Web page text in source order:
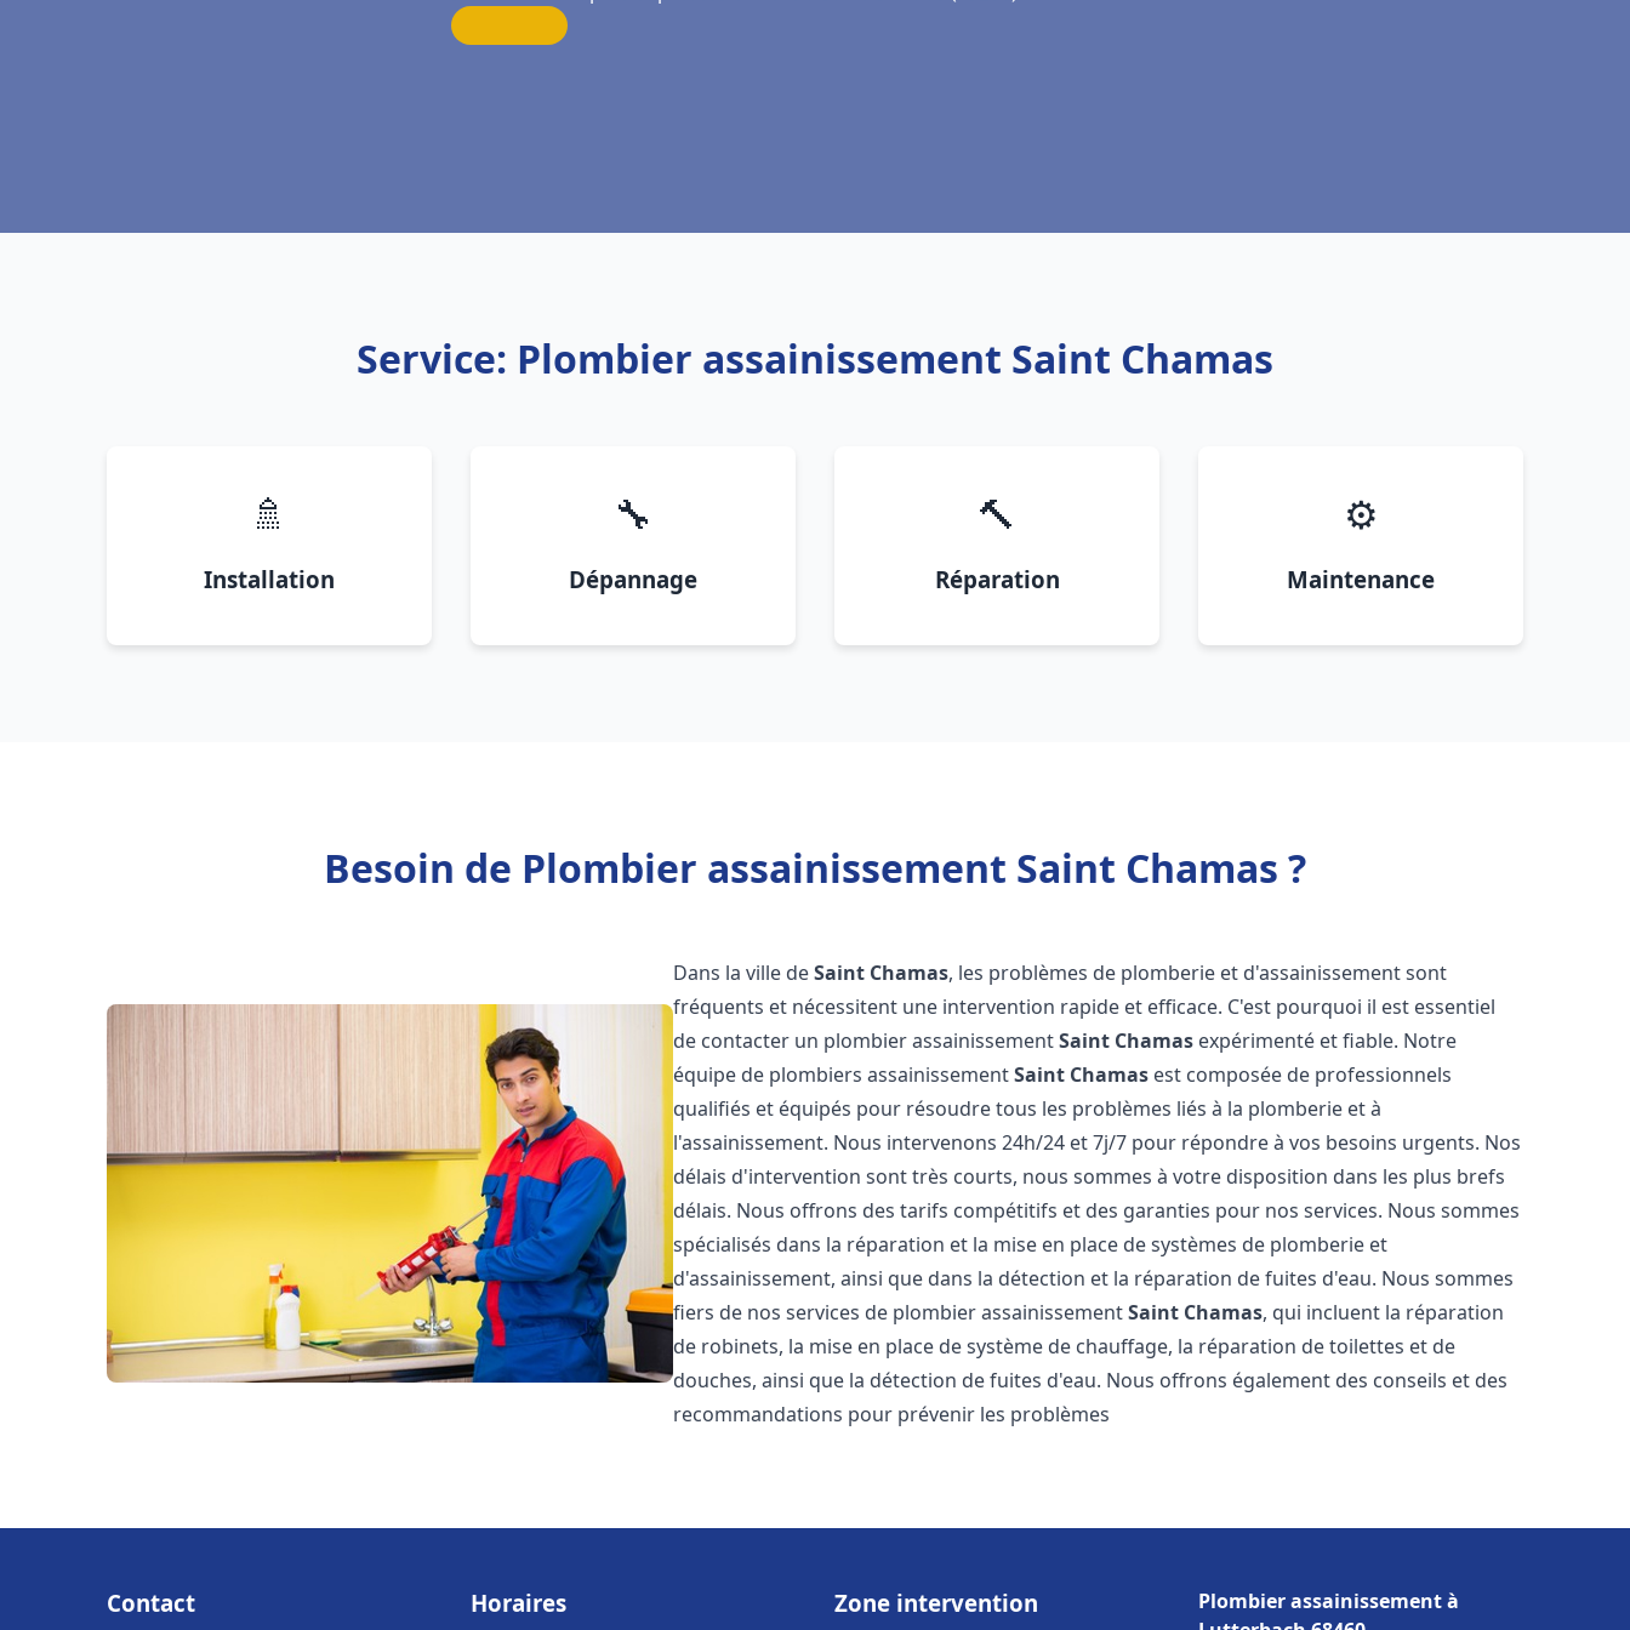
Service: Plombier assainissement Saint Chamas
🚿
Installation
🔧
Dépannage
🔨
Réparation
⚙️
Maintenance
Besoin de Plombier assainissement Saint Chamas ?
Dans la ville deSaint Chamas, les problèmes de plomberie et d'assainissement sont
fréquents et nécessitent une intervention rapide et efficace. C'est pourquoi il est essentiel
de contacter un plombier assainissementSaint Chamas expérimenté et fiable. Notre
équipe de plombiers assainissementSaint Chamas est composée de professionnels
qualifiés et équipés pour résoudre tous les problèmes liés à la plomberie et à
l'assainissement. Nous intervenons 24h/24 et 7j/7 pour répondre à vos besoins urgents. Nos
délais d'intervention sont très courts, nous sommes à votre disposition dans les plus brefs
délais. Nous offrons des tarifs compétitifs et des garanties pour nos services. Nous sommes
spécialisés dans la réparation et la mise en place de systèmes de plomberie et
d'assainissement, ainsi que dans la détection et la réparation de fuites d'eau. Nous sommes
fiers de nos services de plombier assainissementSaint Chamas, qui incluent la réparation
de robinets, la mise en place de système de chauffage, la réparation de toilettes et de
douches, ainsi que la détection de fuites d'eau. Nous offrons également des conseils et des
recommandations pour prévenir les problèmes
Contact Horaires Zone intervention
Plombier assainissement à